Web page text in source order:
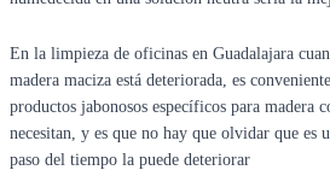
En la limpieza de oficinas en Guadalajara
madera maciza está deteriorada, es
productos jabonosos específicos para madera
necesitan, y es que no hay que olvidar que es
paso del tiempo la puede deteriorar